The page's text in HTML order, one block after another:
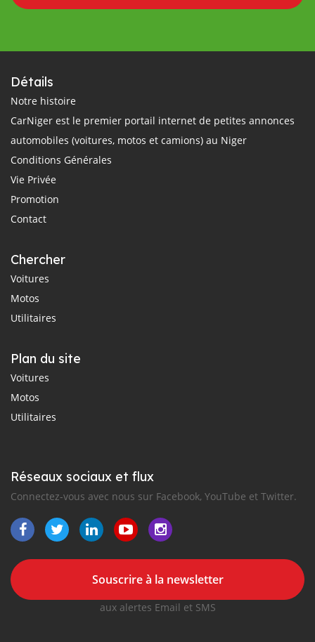
Détails
Notre histoire
CarNiger est le premier portail internet de petites annonces
automobiles (voitures, motos et camions) au Niger
Conditions Générales
Vie Privée
Promotion
Contact
Chercher
Voitures
Motos
Utilitaires
Plan du site
Voitures
Motos
Utilitaires
Réseaux sociaux et flux
Connectez-vous avec nous sur Facebook, YouTube et Twitter.
Souscrire à la newsletter
aux alertes Email et SMS